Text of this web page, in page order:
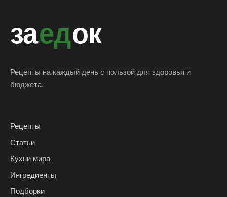
заедок
Рецепты на каждый день с пользой для здоровья и
бюджета.
Рецепты
Статьи
Кухни мира
Ингредиенты
Подборки